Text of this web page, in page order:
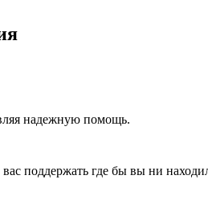
надежную помощь.
поддержать где бы вы ни